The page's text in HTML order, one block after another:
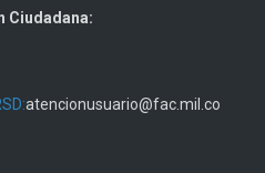
Ciudadana:
atencionusuario@fac.mil.co